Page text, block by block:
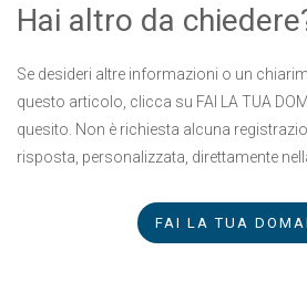
Hai altro da
Se desideri altre informazioni o un
questo articolo, clicca su FAI LA TUA
quesito. Non è richiesta alcuna
risposta, personalizzata, direttamente
FAI LA TUA